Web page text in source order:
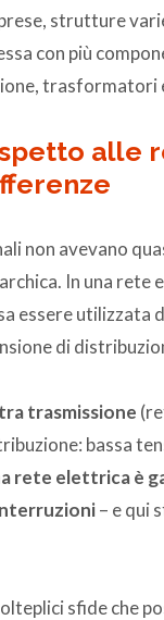
strutture
con più
trasformatori
alle
non avevano
In una rete
essere
di
trasmissione
bassa
rete elettrica è
– e qui
sfide che